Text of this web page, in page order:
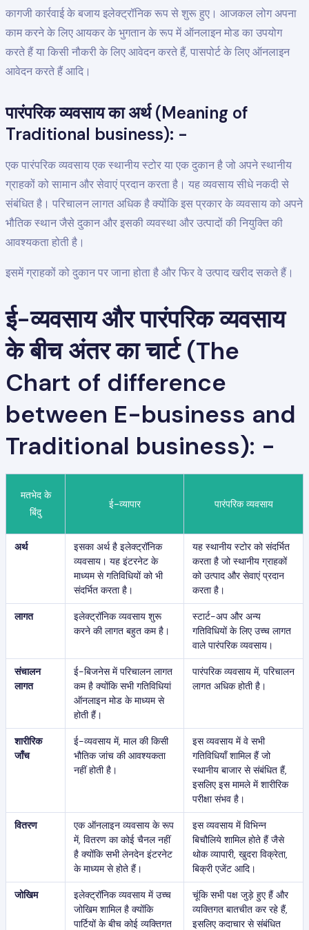
कागजी कार्रवाई के बजाय इलेक्ट्रॉनिक रूप से शुरू हुए। आजकल लोग अपना
काम करने के लिए आयकर के भुगतान के रूप में ऑनलाइन मोड का उपयोग
करते हैं या किसी नौकरी के लिए आवेदन करते हैं, पासपोर्ट के लिए ऑनलाइन
आवेदन करते हैं आदि।
पारंपरिक व्यवसाय का अर्थ (Meaning of
Traditional business): -
एक पारंपरिक व्यवसाय एक स्थानीय स्टोर या एक दुकान है जो अपने स्थानीय
ग्राहकों को सामान और सेवाएं प्रदान करता है। यह व्यवसाय सीधे नकदी से
संबंधित है। परिचालन लागत अधिक है क्योंकि इस प्रकार के व्यवसाय को अपने
भौतिक स्थान जैसे दुकान और इसकी व्यवस्था और उत्पादों की नियुक्ति की
आवश्यकता होती है।
इसमें ग्राहकों को दुकान पर जाना होता है और फिर वे उत्पाद खरीद सकते हैं।
ई-व्यवसाय और पारंपरिक व्यवसाय
के बीच अंतर का चार्ट (The
Chart of difference
between E-business and
Traditional business): -
मतभेद के
बिंदु
ई-व्यापार पारंपरिक व्यवसाय
अर्थ
इसका अर्थ है इलेक्ट्रॉनिक
व्यवसाय। यह इंटरनेट के
माध्यम से गतिविधियों को भी
संदर्भित करता है।
यह स्थानीय स्टोर को संदर्भित
करता है जो स्थानीय ग्राहकों
को उत्पाद और सेवाएं प्रदान
करता है।
लागत
इलेक्ट्रॉनिक व्यवसाय शुरू
करने की लागत बहुत कम है।
स्टार्ट-अप और अन्य
गतिविधियों के लिए उच्च लागत
वाले पारंपरिक व्यवसाय।
संचालन
लागत
ई-बिजनेस में परिचालन लागत
कम है क्योंकि सभी गतिविधियां
ऑनलाइन मोड के माध्यम से
होती हैं।
पारंपरिक व्यवसाय में, परिचालन
लागत अधिक होती है।
शारीरिक
जाँच
ई-व्यवसाय में, माल की किसी
भौतिक जांच की आवश्यकता
नहीं होती है।
इस व्यवसाय में वे सभी
गतिविधियाँ शामिल हैं जो
स्थानीय बाजार से संबंधित हैं,
इसलिए इस मामले में शारीरिक
परीक्षा संभव है।
वितरण
एक ऑनलाइन व्यवसाय के रूप
में, वितरण का कोई चैनल नहीं
है क्योंकि सभी लेनदेन इंटरनेट
के माध्यम से होते हैं।
इस व्यवसाय में विभिन्न
बिचौलिये शामिल होते हैं जैसे
थोक व्यापारी, खुदरा विक्रेता,
बिक्री एजेंट आदि।
जोखिम
इलेक्ट्रॉनिक व्यवसाय में उच्च
जोखिम शामिल है क्योंकि
पार्टियों के बीच कोई व्यक्तिगत
चूंकि सभी पक्ष जुड़े हुए हैं और
व्यक्तिगत बातचीत कर रहे हैं,
इसलिए कदाचार से संबंधित